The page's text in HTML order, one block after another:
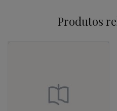
Produtos